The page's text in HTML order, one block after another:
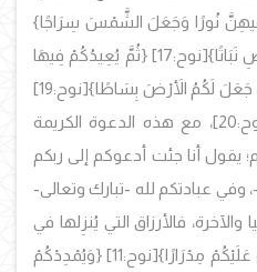
نُورًا وَجَعَلَ الشَّمْسَ سِرَاجًا}
نَبَاتًا}[نوح:17]
{ثُمَّ يُعِيدُكُمْ فِيهَا
جَعَلَ لَكُمُ الأَرْضَ بِسَاطًا}[نوح:19]
[نوح:20]، مع هذه الدعوة الكريمة
يقول أنا جئت أدعوكم إلى ربكم
وفي عبادتكم لله -تبارك وتعالى-
فالأرزاق التي يُنزِلها في
مِدْرَارًا}[نوح:11]
{وَيُمْدِدْكُمْ